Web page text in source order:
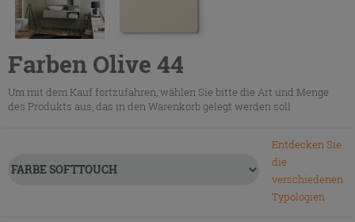
Farben Olive 44
Um mit dem Kauf fortzufahren, wählen Sie bitte die Art und Menge
des Produkts aus, das in den Warenkorb gelegt werden soll
Entdecken Sie
die
verschiedenen
Typologien